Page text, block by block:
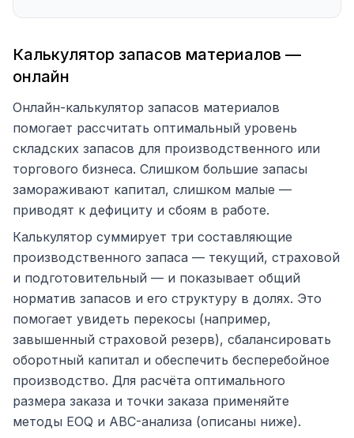
Калькулятор запасов материалов —
онлайн
Онлайн-калькулятор запасов материалов
помогает рассчитать оптимальный уровень
складских запасов для производственного или
торгового бизнеса. Слишком большие запасы
замораживают капитал, слишком малые —
приводят к дефициту и сбоям в работе.
Калькулятор суммирует три составляющие
производственного запаса — текущий, страховой
и подготовительный — и показывает общий
норматив запасов и его структуру в долях. Это
помогает увидеть перекосы (например,
завышенный страховой резерв), сбалансировать
оборотный капитал и обеспечить бесперебойное
производство. Для расчёта оптимального
размера заказа и точки заказа применяйте
методы EOQ и ABC-анализа (описаны ниже).